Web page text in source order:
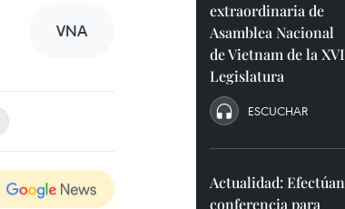
VNA
extraordinaria de
Asamblea Nacional
de Vietnam de la XVI
Legislatura
ESCUCHAR
Actualidad: Efectúan
conferencia para